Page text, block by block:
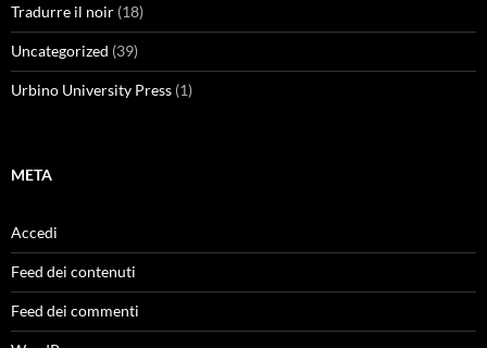
Tradurre il noir (18)
Uncategorized (39)
Urbino University Press (1)
META
Accedi
Feed dei contenuti
Feed dei commenti